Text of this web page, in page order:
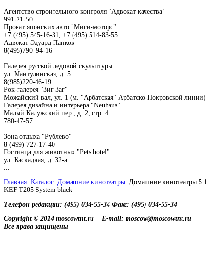
Агентство строительного контроля "Адвокат качества"
991-21-50
Прокат японских авто "Миги-моторс"
+7 (495) 545-16-31, +7 (495) 514-83-55
Адвокат Эдуард Панков
8(495)790–94-16
Галерея русской ледовой скульптуры
ул. Мантулинская, д. 5
8(985)220-46-19
Рок-галерея "Зиг Заг"
Можайский вал, ул. 1 (м. "Арбатская" Арбатско-Покровской линии)
Галерея дизайна и интерьера "Neuhaus"
Малый Калужский пер., д. 2, стр. 4
780-47-57
Зона отдыха "Рублево"
8 (499) 727-17-40
Гостинца для животных "Рets hotel"
ул. Каскадная, д. 32-а
Главная Каталог Домашние кинотеатры Домашние кинотеатры 5.1
KEF T205 System black
Телефон редакции: (495) 034-55-34 Факс: (495) 034-55-34
Copyright © 2014 moscowtnt.ru
E-mail: moscow@moscowtnt.ru
Все права защищены